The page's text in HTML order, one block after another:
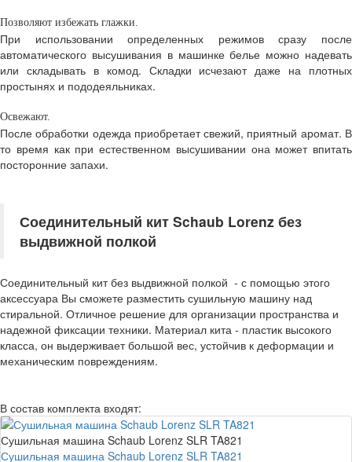
Позволяют избежать глажки.
При использовании определенных режимов сразу после
автоматического высушивания в машинке белье можно надевать
или складывать в комод. Складки исчезают даже на плотных
простынях и пододеяльниках.
Освежают.
После обработки одежда приобретает свежий, приятный аромат. В
то время как при естественном высушивании она может впитать
посторонние запахи.
Соединительный кит Schaub Lorenz без
выдвижной полкой
Соединительный кит без выдвижной полкой - с помощью этого
аксессуара Вы сможете разместить сушильную машину над
стиральной. Отличное решение для организации пространства и
надежной фиксации техники. Материал кита - пластик высокого
класса, он выдерживает большой вес, устойчив к деформации и
механическим повреждениям.
В состав комплекта входят:
Сушильная машина Schaub Lorenz SLR TA821
Сушильная машина Schaub Lorenz SLR TA821